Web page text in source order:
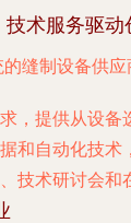
术服务驱动
缝制设备供
，提供从设
和自动化技
技术研讨会